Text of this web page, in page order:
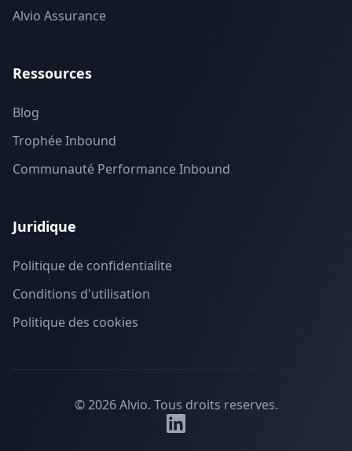
Alvio Assurance
Ressources
Blog
Trophée Inbound
Communauté Performance Inbound
Juridique
Politique de confidentialite
Conditions d'utilisation
Politique des cookies
©2026Alvio. Tous droits reserves.